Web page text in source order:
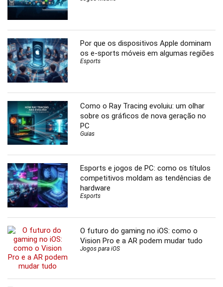
Por que os dispositivos Apple dominam
os e-sports móveis em algumas regiões
Esports
Como o Ray Tracing evoluiu: um olhar
sobre os gráficos de nova geração no
PC
Guias
Esports e jogos de PC: como os títulos
competitivos moldam as tendências de
hardware
Esports
O futuro do gaming no iOS: como o
Vision Pro e a AR podem mudar tudo
Jogos para iOS